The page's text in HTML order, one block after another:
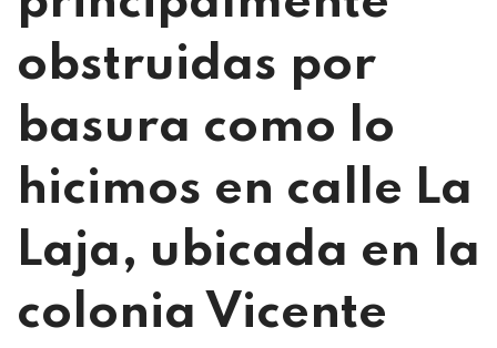
obstruidas por
basura como lo
hicimos en calle La
Laja, ubicada en la
colonia Vicente